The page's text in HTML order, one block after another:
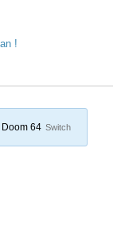
!
Doom 64 Switch